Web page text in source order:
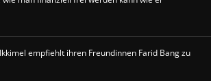
empfiehlt ihren Freundinnen Farid Bang zu